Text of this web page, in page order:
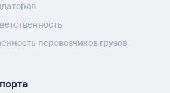
перевозчиков грузов